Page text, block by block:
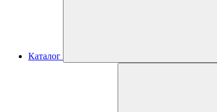
Каталог